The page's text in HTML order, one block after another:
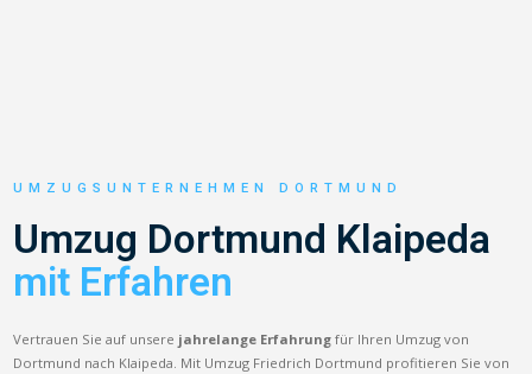
UMZUGSUNTERNEHMEN DORTMUND
Umzug Dortmund Klaipeda
mit Erfahren
Vertrauen Sie auf unsere jahrelange Erfahrung für Ihren Umzug von
Dortmund nach Klaipeda. Mit Umzug Friedrich Dortmund profitieren Sie von